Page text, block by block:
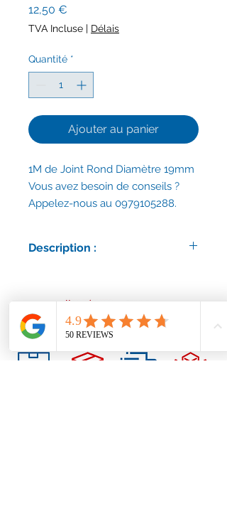
12,50 €
TVA Incluse | Délais
Quantité *
Ajouter au panier
1M de Joint Rond Diamètre 19mm
Vous avez besoin de conseils ?
Appelez-nous au 0979105288.
Description :
Envoi rapide et assuré.
Vous avez un doute ou une question
? Contactez-nous !